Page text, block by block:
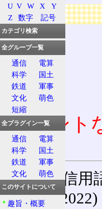
広告
コメント
通信用
(27-May-2022)
U V W X
Y
Z
数字 記号
カテゴリ検索
全グループ一覧
通信
電算
科学
国土
鉄道
軍事
文化
萌色
短縮
全プラグイン一覧
通信
電算
科学
国土
鉄道
軍事
文化
萌色
このサイトについて
趣旨・概要